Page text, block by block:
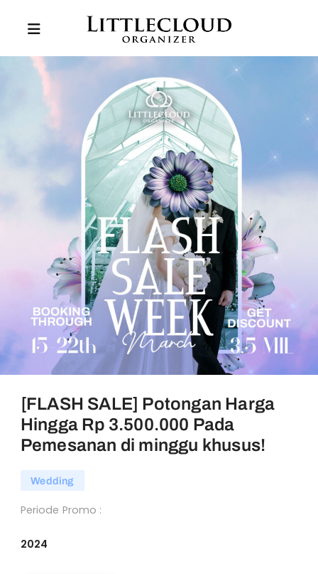
[FLASH SALE] Potongan Harga
Hingga Rp 3.500.000 Pada
Pemesanan di minggu khusus!
Wedding
Periode Promo :
2024